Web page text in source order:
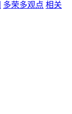
多荣多观点 相关